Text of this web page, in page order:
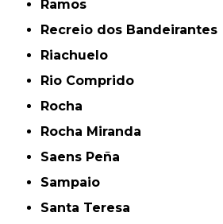
Ramos
Recreio dos Bandeirantes
Riachuelo
Rio Comprido
Rocha
Rocha Miranda
Saens Peña
Sampaio
Santa Teresa